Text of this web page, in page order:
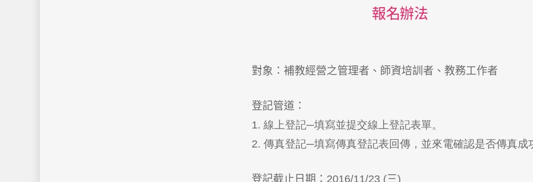
報名辦法
對象：補教經營之管理者、師資培訓者、教務工作者
登記管道：
1. 線上登記─填寫並提交線上登記表單。
2. 傳真登記─填寫傳真登記表回傳，並來電確認是否傳真成
登記截止日期：2016/11/23 (三)